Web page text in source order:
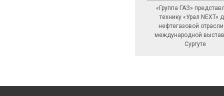
«Группа ГАЗ»
технику «Урал NEXT»
нефтегазовой
международной
Сургуте